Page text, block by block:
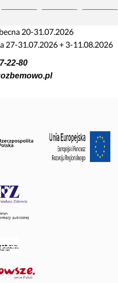
————- ————- ————-
20-31.07.2026
27-31.07.2026 + 3-11.08.2026
22-80